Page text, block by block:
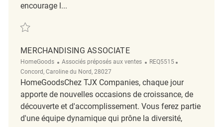
encourage l...
Sauvegarder PT Merchandising Associate REQ134180
MERCHANDISING ASSOCIATE
HomeGoods Catégorie
Associés préposés aux ventes ReqId
REQ5515
Concord, Caroline du Nord, 28027
HomeGoodsChez TJX Companies, chaque jour
apporte de nouvelles occasions de croissance, de
découverte et d'accomplissement. Vous ferez partie
d'une équipe dynamique qui prône la diversité,